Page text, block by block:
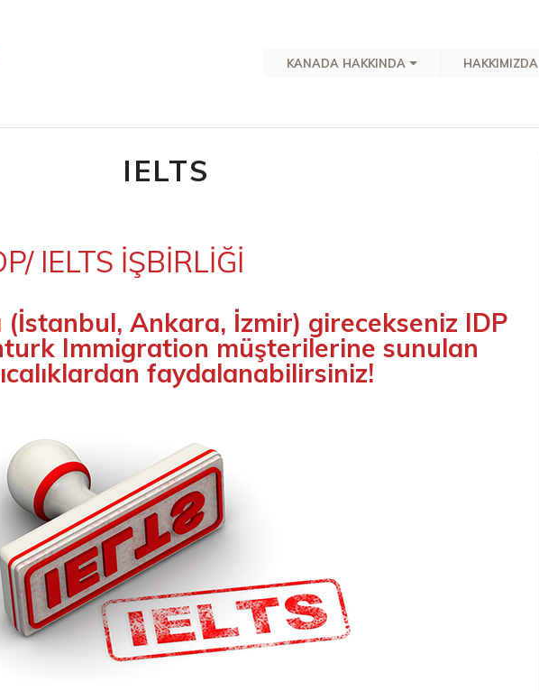
KANADA HAKKINDA HAKKIMIZDA
IELTS
IELTS İŞBİRLİĞİ
(İstanbul, Ankara, İzmir) girecekseniz IDP
Immigration müşterilerine sunulan
faydalanabilirsiniz!